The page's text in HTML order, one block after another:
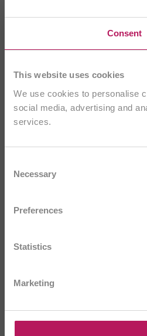
Consent
This website uses cookies
We use cookies to personalise
social media, advertising and
services.
Selection
Necessary
Preferences
Statistics
Marketing